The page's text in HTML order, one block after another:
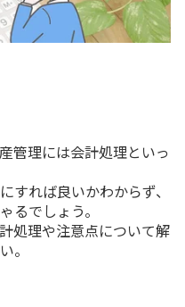
管理には会計処理といっ
すれば良いかわからず、
るでしょう。
処理や注意点について解
。